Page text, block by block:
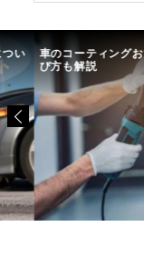
い 車のコーティング
び方も解説